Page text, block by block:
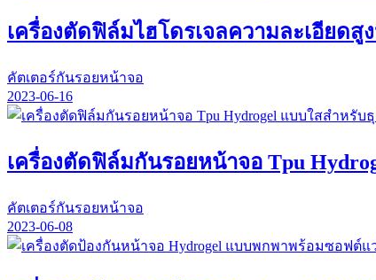
เครื่องตัดฟิล์มไฮโดรเจลความละเอียด
คัตเตอร์กันรอยหน้าจอ
2023-06-16
เครื่องตัดฟิล์มกันรอยหน้าจอ Tpu
คัตเตอร์กันรอยหน้าจอ
2023-06-08